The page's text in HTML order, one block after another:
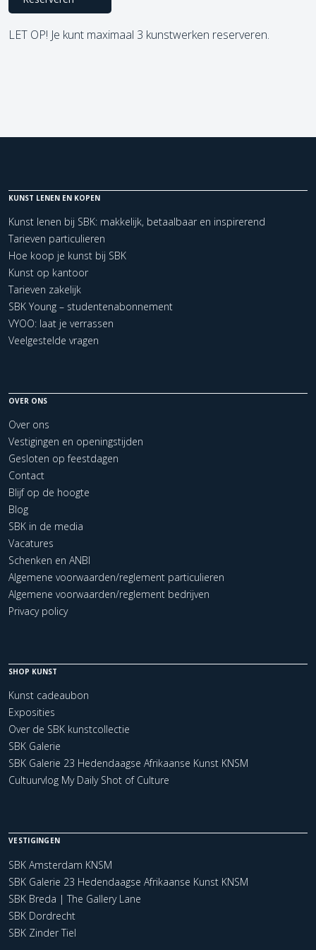
LET OP! Je kunt maximaal 3 kunstwerken reserveren.
KUNST LENEN EN KOPEN
Kunst lenen bij SBK: makkelijk, betaalbaar en inspirerend
Tarieven particulieren
Hoe koop je kunst bij SBK
Kunst op kantoor
Tarieven zakelijk
SBK Young – studentenabonnement
VYOO: laat je verrassen
Veelgestelde vragen
OVER ONS
Over ons
Vestigingen en openingstijden
Gesloten op feestdagen
Contact
Blijf op de hoogte
Blog
SBK in de media
Vacatures
Schenken en ANBI
Algemene voorwaarden/reglement particulieren
Algemene voorwaarden/reglement bedrijven
Privacy policy
SHOP KUNST
Kunst cadeaubon
Exposities
Over de SBK kunstcollectie
SBK Galerie
SBK Galerie 23 Hedendaagse Afrikaanse Kunst KNSM
Cultuurvlog My Daily Shot of Culture
VESTIGINGEN
SBK Amsterdam KNSM
SBK Galerie 23 Hedendaagse Afrikaanse Kunst KNSM
SBK Breda | The Gallery Lane
SBK Dordrecht
SBK Zinder Tiel